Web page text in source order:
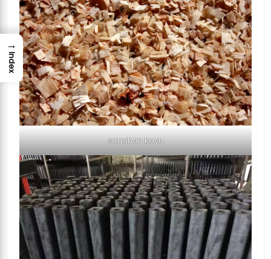
serpihan kayu
→
Index